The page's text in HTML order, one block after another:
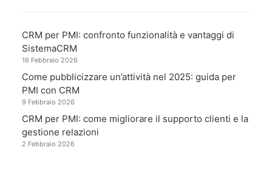
CRM per PMI: confronto funzionalità e vantaggi di
SistemaCRM
16 Febbraio 2026
Come pubblicizzare un’attività nel 2025: guida per
PMI con CRM
9 Febbraio 2026
CRM per PMI: come migliorare il supporto clienti e la
gestione relazioni
2 Febbraio 2026